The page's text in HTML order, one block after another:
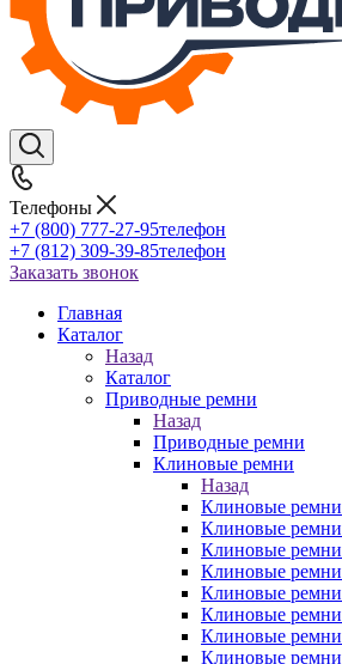
Телефоны
+7 (800) 777-27-95телефон
+7 (812) 309-39-85телефон
Заказать звонок
Главная
Каталог
Назад
Каталог
Приводные ремни
Назад
Приводные ремни
Клиновые ремни
Назад
Клиновые ремни
Клиновые
Клиновые
Клиновые
Клиновые
Клиновые ремни
Клиновые
Клиновые ремни